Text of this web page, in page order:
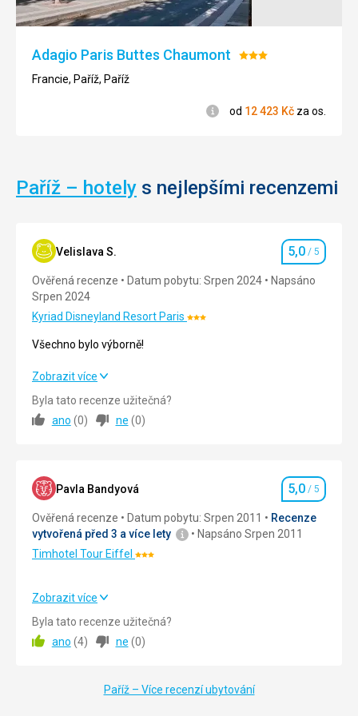
/
galerie
bazén
se
terasami,
dále
loutkové
divadlo
škola.
Nenáročné
Bezbarierový
přístup
Parky /
zahrady /
rezervace
Adagio Paris Buttes Chaumont Hodnocení:
Francie, Paříž, Paříž
Informace
od 12 423 Kč za os.
Paříž – hotely s nejlepšími recenzemi
Velislava S. Hodnocení
5,0 / 5
Ověřená recenze Datum pobytu: Srpen 2024
Napsáno
Srpen 2024
Kyriad Disneyland Resort ParisHodnocení:
Všechno bylo výborně!
Všechno bylo výborně!
Strava
Služby 5,0/ 5
Cena 5,0
Zobrazit více
Byla tato recenze užitečná?
ano (0) ne (0)
Pavla Bandyová Hodnocení
5,0 / 5
Ověřená recenze Datum pobytu: Srpen 2011
Recenze
vytvořená před 3 a více lety
Napsáno Srpen 2011
Timhotel Tour Eiffel Hodnocení:
Cena
Zobrazit více
Byla tato recenze užitečná?
ano (4) ne (0)
Paříž – Více recenzí ubytování